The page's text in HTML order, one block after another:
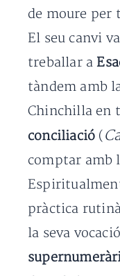
de moure per
El seu canvi
treballar a
tàndem amb
Chinchilla en
conciliació (
comptar amb
pràctica
la seva